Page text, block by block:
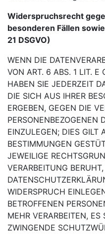
Widerspruchsrecht
besonderen Fällen
21 DSGVO)
WENN DIE
VON ART. 6 ABS. 1 LIT. E
HABEN SIE JEDERZEIT
DIE SICH AUS IHRER
ERGEBEN, GEGEN DIE
PERSONENBEZOGENEN
EINZULEGEN; DIES GILT
BESTIMMUNGEN
JEWEILIGE
VERARBEITUNG
WIDERSPRUCH
BETROFFENEN
MEHR VERARBEITEN, ES
ZWINGENDE